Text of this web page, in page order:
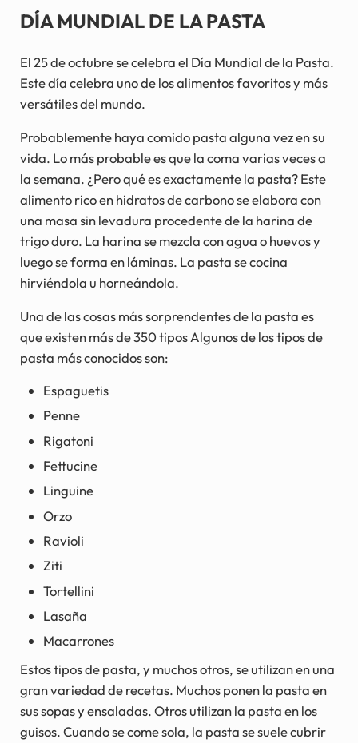
DÍA MUNDIAL DE LA PASTA
El 25 de octubre se celebra el Día Mundial de la Pasta.
Este día celebra uno de los alimentos favoritos y más
versátiles del mundo.
Probablemente haya comido pasta alguna vez en su
vida. Lo más probable es que la coma varias veces a
la semana. ¿Pero qué es exactamente la pasta? Este
alimento rico en hidratos de carbono se elabora con
una masa sin levadura procedente de la harina de
trigo duro. La harina se mezcla con agua o huevos y
luego se forma en láminas. La pasta se cocina
hirviéndola u horneándola.
Una de las cosas más sorprendentes de la pasta es
que existen más de 350 tipos Algunos de los tipos de
pasta más conocidos son:
Espaguetis
Penne
Rigatoni
Fettucine
Linguine
Orzo
Ravioli
Ziti
Tortellini
Lasaña
Macarrones
Estos tipos de pasta, y muchos otros, se utilizan en una
gran variedad de recetas. Muchos ponen la pasta en
sus sopas y ensaladas. Otros utilizan la pasta en los
guisos. Cuando se come sola, la pasta se suele cubrir